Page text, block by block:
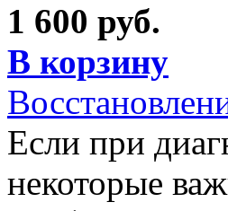
1 600 руб.
В корзину
Если при
некоторые